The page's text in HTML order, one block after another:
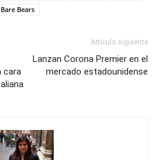
Bears
cara
Artículo siguiente
Lanzan Corona Premier en el
mercado estadounidense